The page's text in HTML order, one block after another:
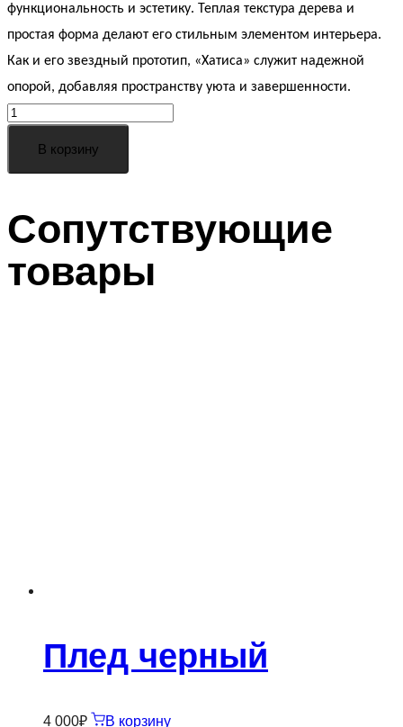
функциональность и эстетику. Теплая текстура дерева и
простая форма делают его стильным элементом интерьера.
Как и его звездный прототип, «Хатиса» служит надежной
опорой, добавляя пространству уюта и завершенности.
Держатель
В корзину
Сопутствующие
товары
Плед черный
4 000₽ В корзину